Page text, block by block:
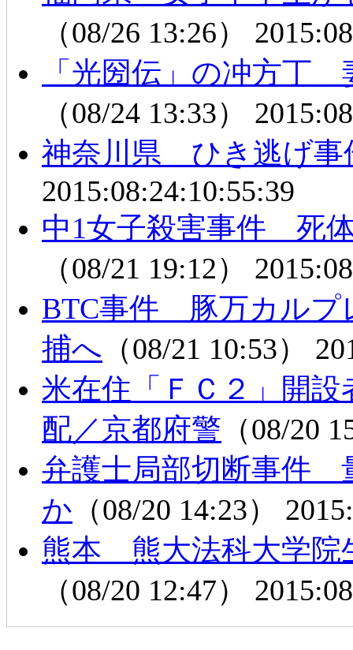
（08/26 13:26）
「光圀伝」の冲方丁
（08/24 13:33）
神奈川県 ひき逃げ事
2015:08:24:10:55:39
中1女子殺害事件 死
（08/21 19:12）
BTC事件 豚万カルプ
捕へ （08/21 10:53）
米在住「ＦＣ２」開
配／京都府警 （08/20
弁護士局部切断事件
か （08/20 14:23）
熊本 熊大法科大学院
（08/20 12:47）